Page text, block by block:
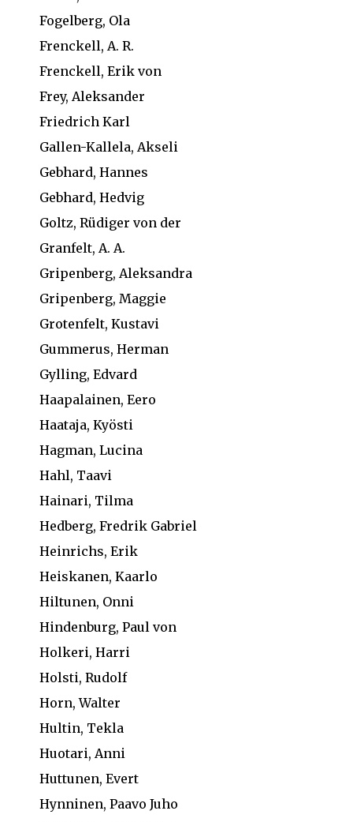
Fogelberg, Ola
Frenckell, A. R.
Frenckell, Erik von
Frey, Aleksander
Friedrich Karl
Gallen-Kallela, Akseli
Gebhard, Hannes
Gebhard, Hedvig
Goltz, Rüdiger von der
Granfelt, A. A.
Gripenberg, Aleksandra
Gripenberg, Maggie
Grotenfelt, Kustavi
Gummerus, Herman
Gylling, Edvard
Haapalainen, Eero
Haataja, Kyösti
Hagman, Lucina
Hahl, Taavi
Hainari, Tilma
Hedberg, Fredrik Gabriel
Heinrichs, Erik
Heiskanen, Kaarlo
Hiltunen, Onni
Hindenburg, Paul von
Holkeri, Harri
Holsti, Rudolf
Horn, Walter
Hultin, Tekla
Huotari, Anni
Huttunen, Evert
Hynninen, Paavo Juho